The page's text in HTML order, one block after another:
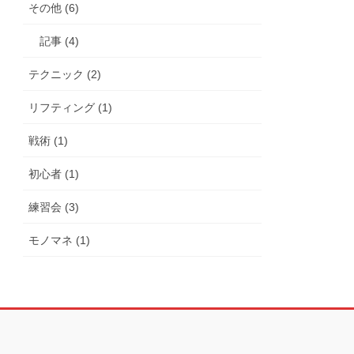
その他 (6)
記事 (4)
テクニック (2)
リフティング (1)
戦術 (1)
初心者 (1)
練習会 (3)
モノマネ (1)